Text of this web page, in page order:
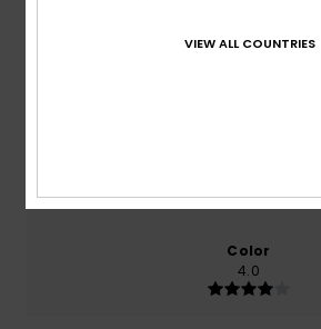
Color
4.0
VIEW ALL COUNTRIES